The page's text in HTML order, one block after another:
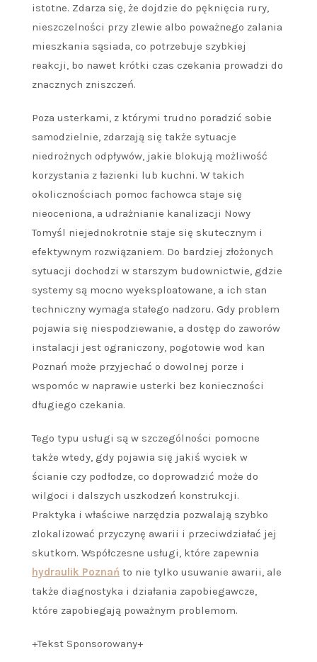
istotne. Zdarza się, że dojdzie do pęknięcia rury,
nieszczelności przy zlewie albo poważnego zalania
mieszkania sąsiada, co potrzebuje szybkiej
reakcji, bo nawet krótki czas czekania prowadzi do
znacznych zniszczeń.
Poza usterkami, z którymi trudno poradzić sobie
samodzielnie, zdarzają się także sytuacje
niedrożnych odpływów, jakie blokują możliwość
korzystania z łazienki lub kuchni. W takich
okolicznościach pomoc fachowca staje się
nieoceniona, a udrażnianie kanalizacji Nowy
Tomyśl niejednokrotnie staje się skutecznym i
efektywnym rozwiązaniem. Do bardziej złożonych
sytuacji dochodzi w starszym budownictwie, gdzie
systemy są mocno wyeksploatowane, a ich stan
techniczny wymaga stałego nadzoru. Gdy problem
pojawia się niespodziewanie, a dostęp do zaworów
instalacji jest ograniczony, pogotowie wod kan
Poznań może przyjechać o dowolnej porze i
wspomóc w naprawie usterki bez konieczności
długiego czekania.
Tego typu usługi są w szczególności pomocne
także wtedy, gdy pojawia się jakiś wyciek w
ścianie czy podłodze, co doprowadzić może do
wilgoci i dalszych uszkodzeń konstrukcji.
Praktyka i właściwe narzędzia pozwalają szybko
zlokalizować przyczynę awarii i przeciwdziałać jej
skutkom. Współczesne usługi, które zapewnia
hydraulik Poznań to nie tylko usuwanie awarii, ale
także diagnostyka i działania zapobiegawcze,
które zapobiegają poważnym problemom.
+Tekst Sponsorowany+